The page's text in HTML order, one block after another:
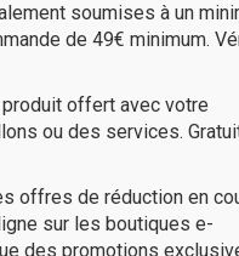
soumises à un
de 49€ minimum.
offert avec votre
ou des services.
offres de réduction en
sur les boutiques e-
des promotions